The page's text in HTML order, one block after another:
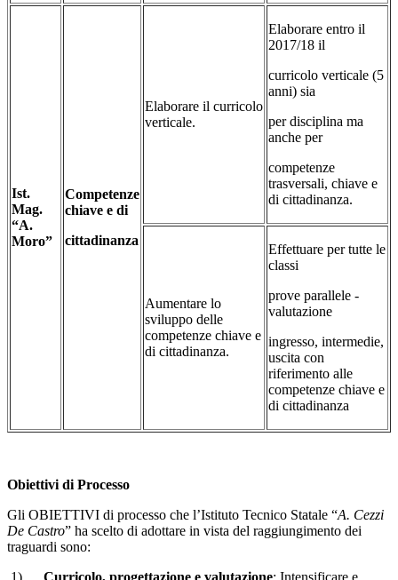
Ist.
Mag.
“A.
Moro”
Competenze
chiave e di
cittadinanza
Elaborare il curricolo
verticale.
Elaborare entro il
2017/18 il
curricolo verticale (5
anni) sia
per disciplina ma
anche per
competenze
trasversali, chiave e
di cittadinanza.
Aumentare lo
sviluppo delle
competenze chiave e
di cittadinanza.
Effettuare per tutte le
classi
prove parallele -
valutazione
ingresso, intermedie,
uscita con
riferimento alle
competenze chiave e
di cittadinanza
Obiettivi di Processo
Gli OBIETTIVI di processo che l’Istituto Tecnico Statale “A. Cezzi
De Castro” ha scelto di adottare in vista del raggiungimento dei
traguardi sono: